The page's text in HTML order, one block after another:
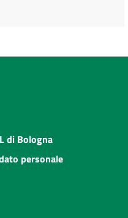
di Bologna
personale